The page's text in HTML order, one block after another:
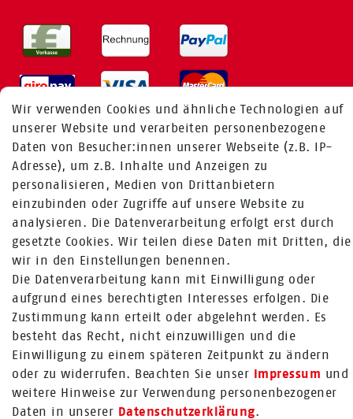
Wir verwenden Cookies und ähnliche Technologien auf
unserer Website und verarbeiten personenbezogene
Daten von Besucher:innen unserer Webseite (z.B. IP-
Adresse), um z.B. Inhalte und Anzeigen zu
personalisieren, Medien von Drittanbietern
einzubinden oder Zugriffe auf unsere Website zu
analysieren. Die Datenverarbeitung erfolgt erst durch
gesetzte Cookies. Wir teilen diese Daten mit Dritten, die
wir in den Einstellungen benennen.
Die Datenverarbeitung kann mit Einwilligung oder
aufgrund eines berechtigten Interesses erfolgen. Die
Zustimmung kann erteilt oder abgelehnt werden. Es
besteht das Recht, nicht einzuwilligen und die
Einwilligung zu einem späteren Zeitpunkt zu ändern
oder zu widerrufen. Beachten Sie unser Impressum und
weitere Hinweise zur Verwendung personenbezogener
Daten in unserer Daten­schutz­erklärung.
MEHR ÜBER UNS
Fragen zur Bestellung:
+49 (0) 241 / 95 78 26 11
Fragen zu Produkten:
+49 (0) 2224 / 1805 - 84
Zum Kontaktformular
Mehr über Rabenhorst ®
FOLGE UNS